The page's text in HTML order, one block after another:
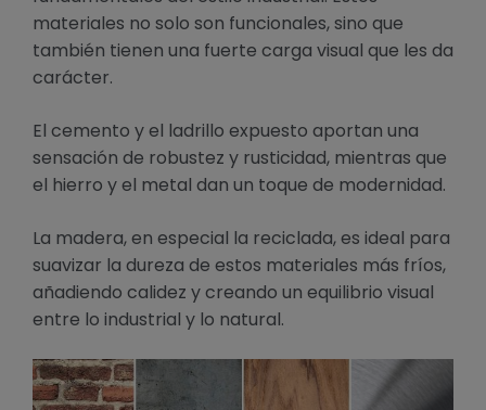
materiales no solo son funcionales, sino que
también tienen una fuerte carga visual que les da
carácter.
El cemento y el ladrillo expuesto aportan una
sensación de robustez y rusticidad, mientras que
el hierro y el metal dan un toque de modernidad.
La madera, en especial la reciclada, es ideal para
suavizar la dureza de estos materiales más fríos,
añadiendo calidez y creando un equilibrio visual
entre lo industrial y lo natural.